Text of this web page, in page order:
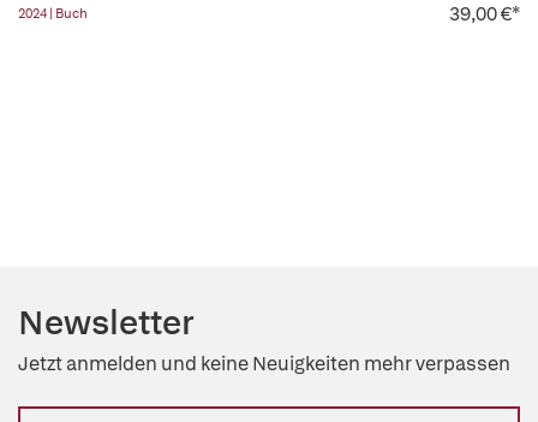
2024 | Buch 39,00 €*
Newsletter
Jetzt anmelden und keine Neuigkeiten mehr verpassen